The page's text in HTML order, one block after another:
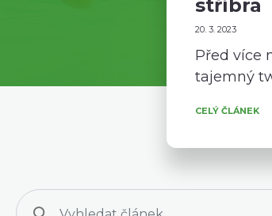
stříbra
20. 3. 2023
Před více
tajemný
CELÝ ČLÁNEK